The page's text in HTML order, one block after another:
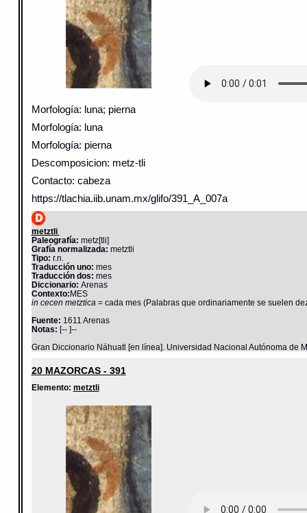
Morfología: luna; pierna
Morfología: luna
Morfología: pierna
Descomposicion: metz-tli
Contacto: cabeza
https://tlachia.iib.unam.mx/glifo/391_A_007a
metztli
Paleografía: metz[tli]
Grafía normalizada: metztli
Tipo: r.n.
Traducción uno: mes
Traducción dos: mes
Diccionario: Arenas
Contexto:MES
in cecen metztica = cada mes (Palabras que ordinariamente se suelen
Fuente: 1611 Arenas
Notas: [-- ]--
Gran Diccionario Náhuatl [en línea]. Universidad Nacional Autónoma de
20 MAZORCAS - 391
Elemento: metztli